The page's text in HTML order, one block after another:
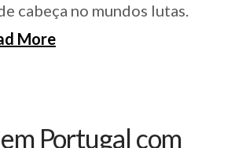
cabeça no mundos lutas.
More
Portugal com